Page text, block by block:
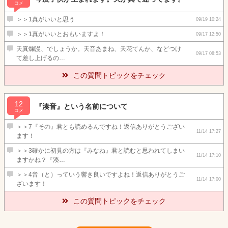
コメ
＞＞1真がいいと思う 09/19 10:24
＞＞1真がいいとおもいますよ！ 09/17 12:50
天真爛漫、でしょうか。天音あまね、天花てんか、などつけ
て差し上げるの…
09/17 08:53
この質問トピックをチェック
12
コメ
『湊音』という名前について
＞＞7『その』君とも読めるんですね！返信ありがとうござい
ます！
11/14 17:27
＞＞3確かに初見の方は『みなね』君と読むと思われてしまい
ますかね？『湊…
11/14 17:10
＞＞4音（と）っていう響き良いですよね！返信ありがとうご
ざいます！
11/14 17:00
この質問トピックをチェック